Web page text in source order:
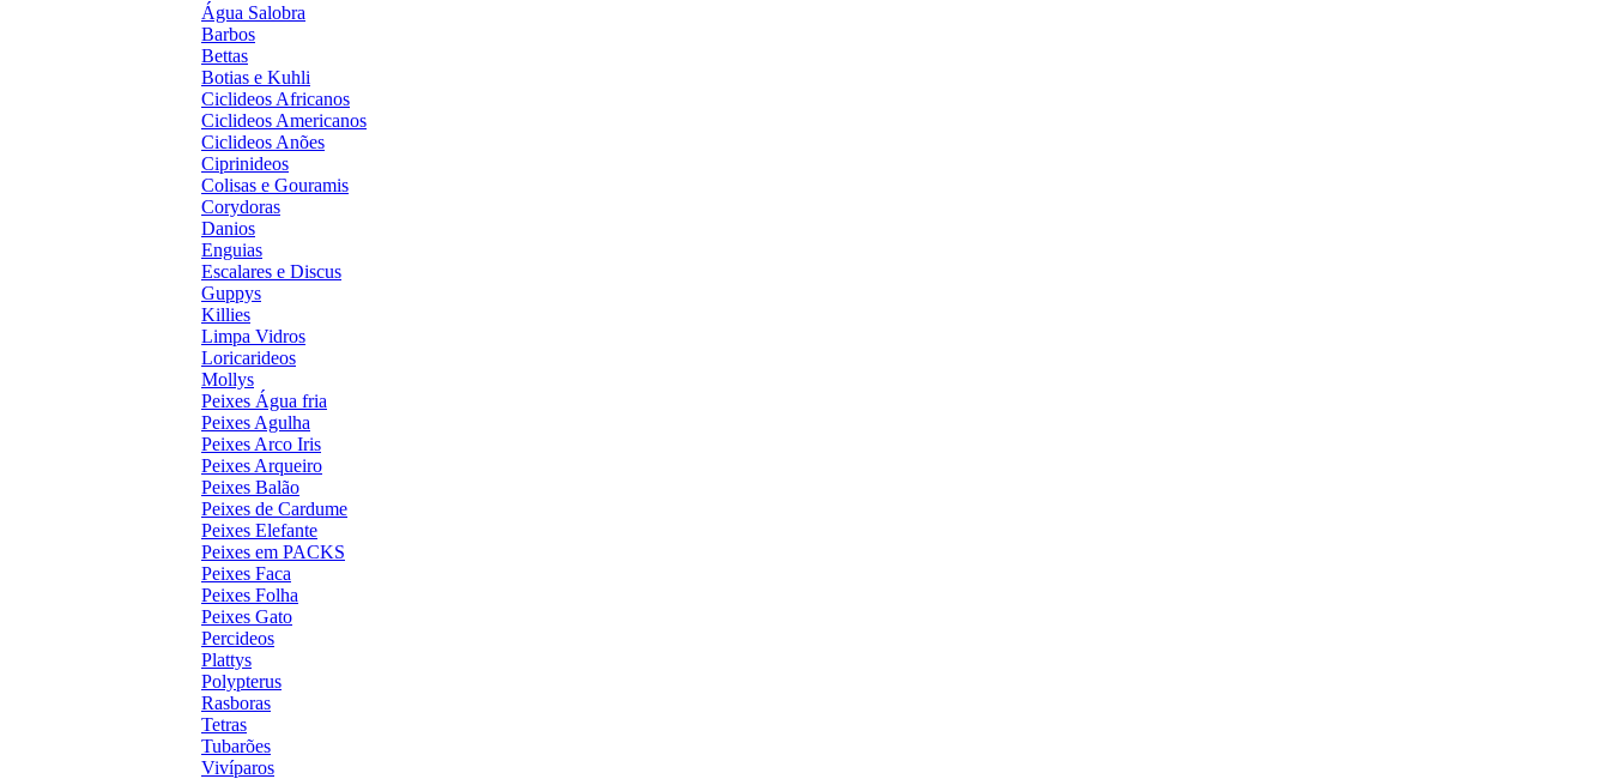
Água Salobra
Barbos
Bettas
Botias e Kuhli
Ciclideos Africanos
Ciclideos Americanos
Ciclideos Anões
Ciprinideos
Colisas e Gouramis
Corydoras
Danios
Enguias
Escalares e Discus
Guppys
Killies
Limpa Vidros
Loricarideos
Mollys
Peixes Água fria
Peixes Agulha
Peixes Arco Iris
Peixes Arqueiro
Peixes Balão
Peixes de Cardume
Peixes Elefante
Peixes em PACKS
Peixes Faca
Peixes Folha
Peixes Gato
Percideos
Plattys
Polypterus
Rasboras
Tetras
Tubarões
Vivíparos